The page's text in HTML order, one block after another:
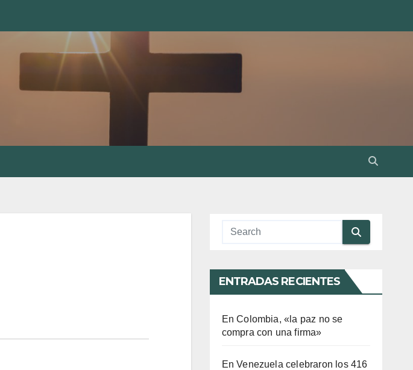
ENTRADAS RECIENTES
En Colombia, «la paz no se
compra con una firma»
En Venezuela celebraron los 416